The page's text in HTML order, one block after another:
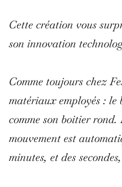
Cette création vous
son innovation
Comme toujours chez
matériaux employés : le
comme son boitier
mouvement est
minutes, et des